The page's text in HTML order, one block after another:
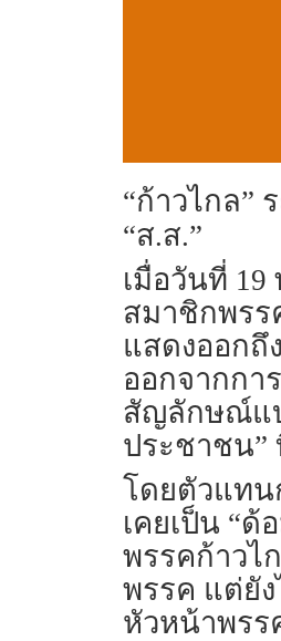
“ก้าวไกล”
“ส.ส.”
เมื่อวันที่
สมาชิกพรร
แสดงออกถึ
ออกจากกา
สัญลักษณ์แบ
ประชาชน”
โดยตัวแทน
เคยเป็น “
พรรคก้าวไ
พรรค แต่ยั
หัวหน้าพรร